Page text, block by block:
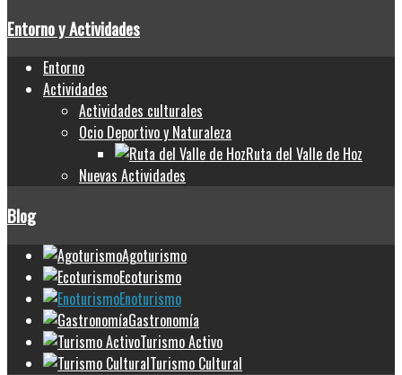
Entorno y Actividades
Entorno
Actividades
Actividades culturales
Ocio Deportivo y Naturaleza
Ruta del Valle de Hoz
Nuevas Actividades
Blog
Agoturismo
Ecoturismo
Enoturismo
Gastronomía
Turismo Activo
Turismo Cultural